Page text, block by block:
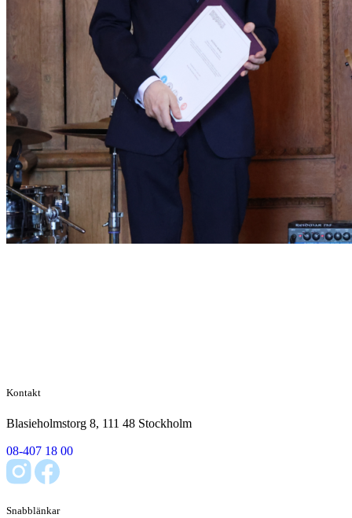
Kontakt
Blasieholmstorg 8, 111 48 Stockholm
08-407 18 00
Snabblänkar